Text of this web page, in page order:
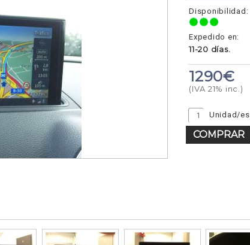
Disponibilidad:
Expedido en:
11-20 días.
1290€
(IVA 21% inc.)
Unidad/es
COMPRAR